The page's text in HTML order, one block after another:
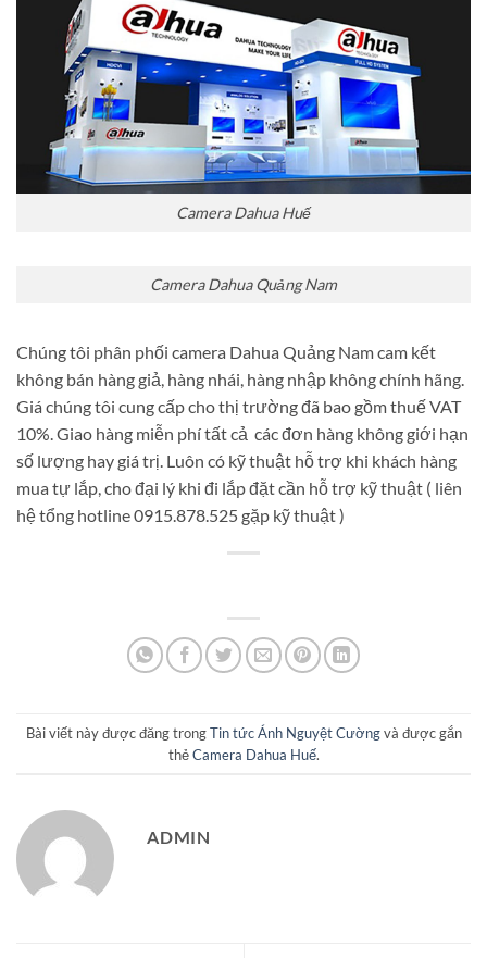
Camera Dahua Huế
Camera Dahua Quảng Nam
Chúng tôi phân phối camera Dahua Quảng Nam cam kết
không bán hàng giả, hàng nhái, hàng nhập không chính hãng.
Giá chúng tôi cung cấp cho thị trường đã bao gồm thuế VAT
10%. Giao hàng miễn phí tất cả các đơn hàng không giới hạn
số lượng hay giá trị. Luôn có kỹ thuật hỗ trợ khi khách hàng
mua tự lắp, cho đại lý khi đi lắp đặt cần hỗ trợ kỹ thuật ( liên
hệ tổng hotline 0915.878.525 gặp kỹ thuật )
Bài viết này được đăng trongTin tức Ánh Nguyệt Cườngvà được gắn
thẻCamera Dahua Huế.
ADMIN